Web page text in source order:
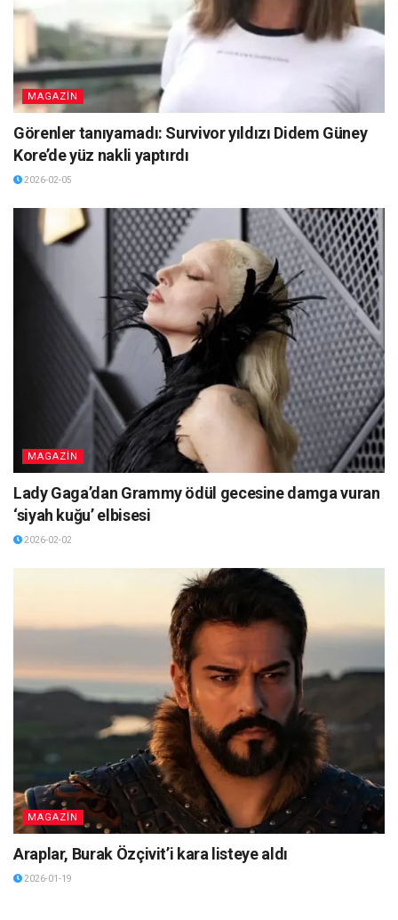
MAGAZİN
Görenler tanıyamadı: Survivor yıldızı Didem Güney
Kore’de yüz nakli yaptırdı
2026-02-05
MAGAZİN
Lady Gaga’dan Grammy ödül gecesine damga vuran
‘siyah kuğu’ elbisesi
2026-02-02
MAGAZİN
Araplar, Burak Özçivit’i kara listeye aldı
2026-01-19